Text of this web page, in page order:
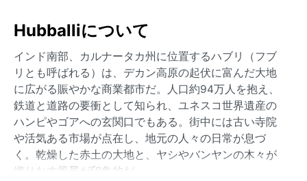
Hubballiについて
インド南部、カルナータカ州に位置するハブリ（フブ
リとも呼ばれる）は、デカン高原の起伏に富んだ大地
に広がる賑やかな商業都市だ。人口約94万人を抱え、
鉄道と道路の要衝として知られ、ユネスコ世界遺産の
ハンピやゴアへの玄関口でもある。街中には古い寺院
や活気ある市場が点在し、地元の人々の日常が息づ
く。乾燥した赤土の大地と、ヤシやバンヤンの木々が
織りなす風景が印象的だ。